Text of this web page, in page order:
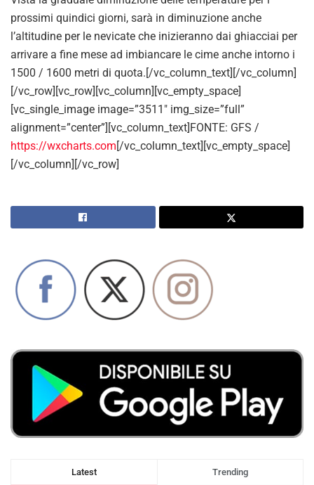
prossimi quindici giorni, sarà in diminuzione anche
l’altitudine per le nevicate che inizieranno dai ghiacciai per
arrivare a fine mese ad imbiancare le cime anche intorno i
1500 / 1600 metri di quota.[/vc_column_text][/vc_column]
[/vc_row][vc_row][vc_column][vc_empty_space]
[vc_single_image image=”3511″ img_size=”full”
alignment=”center”][vc_column_text]FONTE: GFS /
https://wxcharts.com[/vc_column_text][vc_empty_space]
[/vc_column][/vc_row]
Latest Trending